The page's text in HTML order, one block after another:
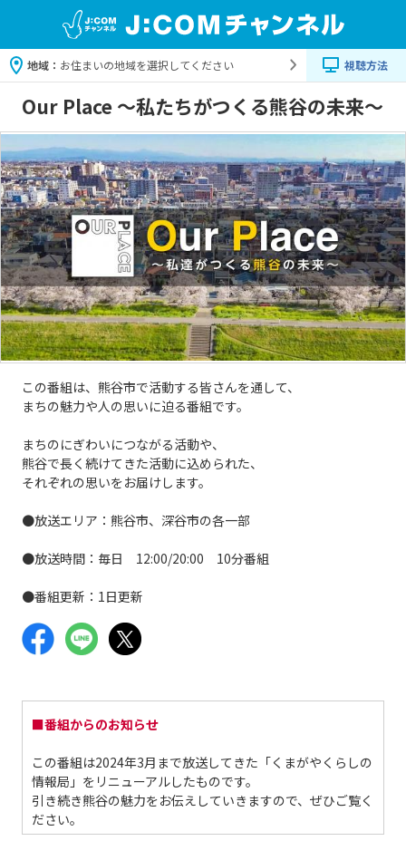
地域： お住まいの地域を選択してください 視聴方法
Our Place ～私たちがつくる熊谷の未来～
この番組は、熊谷市で活動する皆さんを通して、
まちの魅力や人の思いに迫る番組です。
まちのにぎわいにつながる活動や、
熊谷で長く続けてきた活動に込められた、
それぞれの思いをお届けします。
●放送エリア：熊谷市、深谷市の各一部
●放送時間：毎日 12:00/20:00 10分番組
●番組更新：1日更新
■番組からのお知らせ
この番組は2024年3月まで放送してきた「くまがやくらしの
情報局」をリニューアルしたものです。
引き続き熊谷の魅力をお伝えしていきますので、ぜひご覧く
ださい。